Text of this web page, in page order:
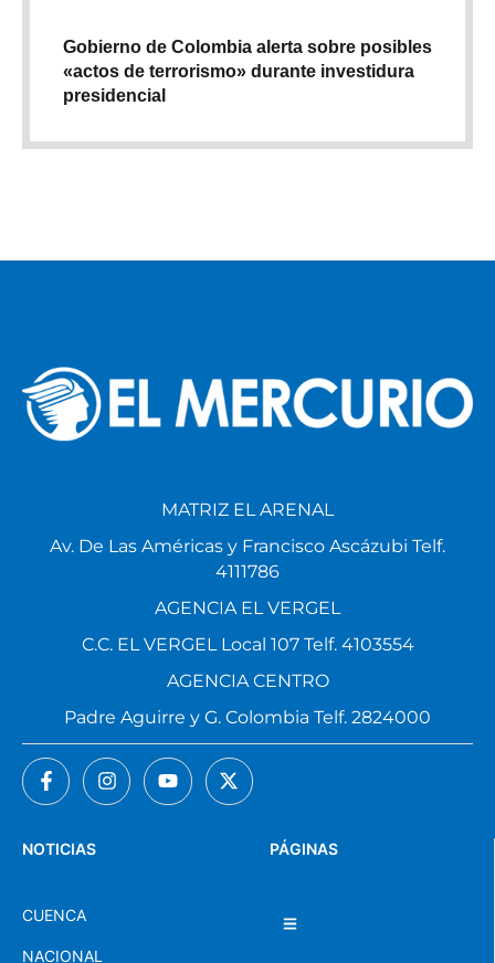
Gobierno de Colombia alerta sobre posibles
«actos de terrorismo» durante investidura
presidencial
PÁGINAS
NOTICIAS
CUENCA
NACIONAL
MATRIZ EL ARENAL
Av. De Las Américas y Francisco Ascázubi Telf.
4111786
AGENCIA EL VERGEL
C.C. EL VERGEL Local 107 Telf. 4103554
AGENCIA CENTRO
Padre Aguirre y G. Colombia Telf. 2824000